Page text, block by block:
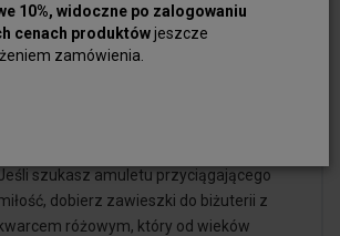
10%, widoczne po zalogowaniu
cenach produktówjeszcze
zamówienia.
dzień, w subtelny sposób wpływając na
harmonii i równowagi. Ametyst,
onyks, turkus, kwarc różowy czy
szukasz amuletu przyciągającego
dobierz zawieszki do biżuterii z
kwarcem różowym, który od wieków